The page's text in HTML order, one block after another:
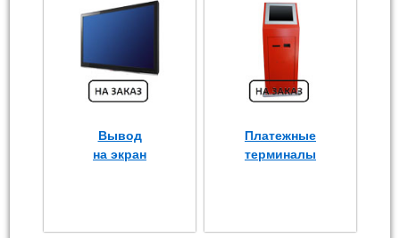
Вывод
на экран
Платежные
терминалы